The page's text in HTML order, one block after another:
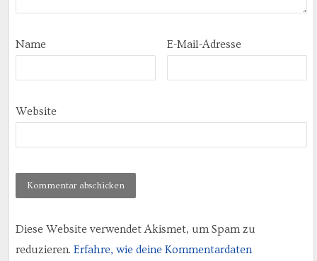
Name E-Mail-Adresse
Website
Diese Website verwendet Akismet, um Spam zu
reduzieren. Erfahre, wie deine Kommentardaten